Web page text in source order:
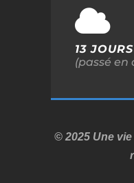
13 JOURS
(passé en
© 2025 Une